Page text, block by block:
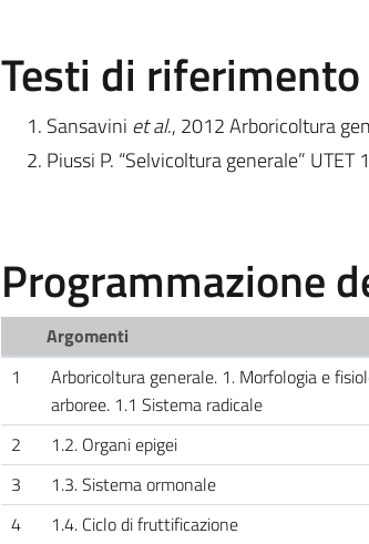
Testi di riferimento
1. Sansavini et al., 2012 Arboricoltura
2. Piussi P. “Selvicoltura generale” UTET
Programmazione
Argomenti
1
Arboricoltura generale. 1. Morfologia e
arboree. 1.1 Sistema radicale
2 1.2. Organi epigei
3
1.3. Sistema ormonale
4
1.4. Ciclo di fruttificazione